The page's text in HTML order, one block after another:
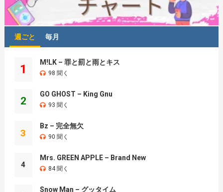
週ごと 毎月
1
M!LK – 罪と罰と雨とキス
98 聞く
2
GO GHOST – King Gnu
93 聞く
3
Bz – 完全無欠
90 聞く
4
Mrs. GREEN APPLE – Brand New
84 聞く
Snow Man – グッタイム